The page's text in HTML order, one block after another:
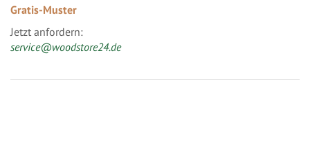
Gratis-Muster
Jetzt anfordern:
service@woodstore24.de